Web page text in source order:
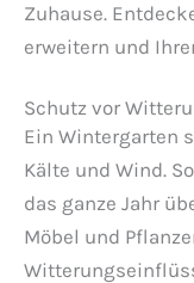
Zuhause.
erweitern und
Schutz vor
Ein Wintergarten
Kälte und Wind.
das ganze Jahr
Möbel und